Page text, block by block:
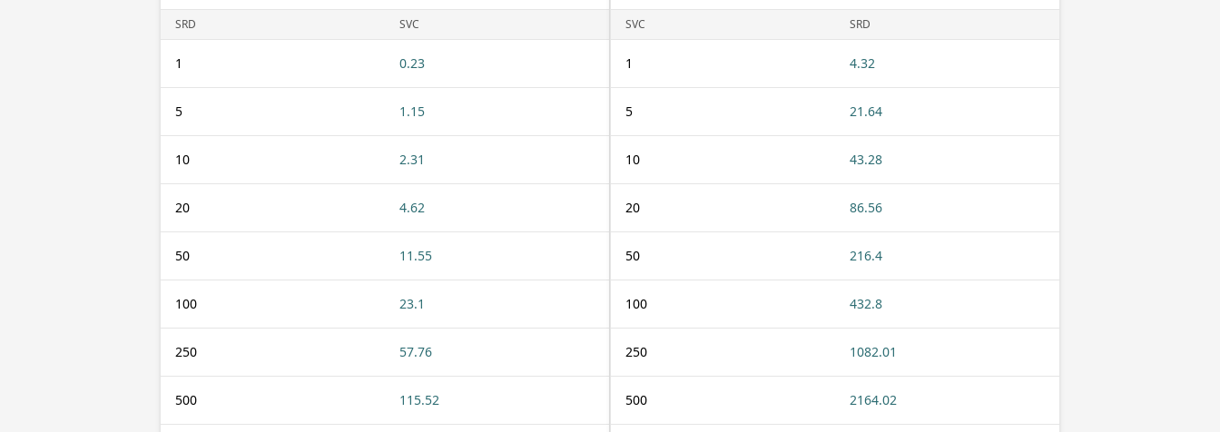
SRD SVC
1 0.23
5 1.15
10 2.31
20 4.62
50 11.55
100 23.1
250 57.76
500 115.52
SVC SRD
1 4.32
5 21.64
10 43.28
20 86.56
50 216.4
100 432.8
250 1082.01
500 2164.02